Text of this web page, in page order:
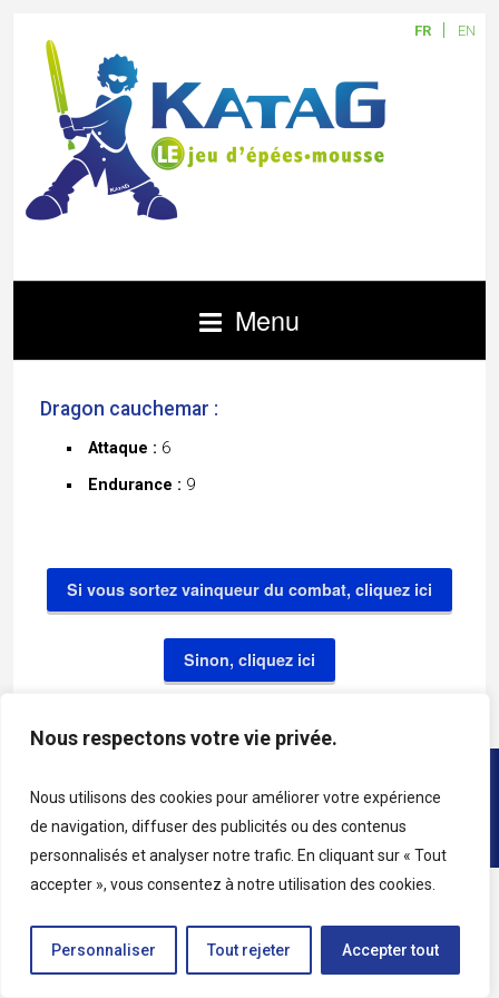
Nous respectons votre vie privée.
Nous utilisons des cookies pour améliorer votre expérience
de navigation, diffuser des publicités ou des contenus
personnalisés et analyser notre trafic. En cliquant sur « Tout
accepter », vous consentez à notre utilisation des cookies.
Personnaliser Tout rejeter Accepter tout
FR EN
Menu
Dragon cauchemar :
Attaque : 6
Endurance : 9
Si vous sortez vainqueur du combat, cliquez ici
Sinon, cliquez ici